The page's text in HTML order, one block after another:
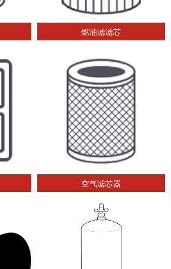
燃油滤滤芯
空气滤芯器